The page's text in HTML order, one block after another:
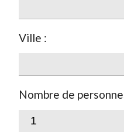
Ville :
Nombre de